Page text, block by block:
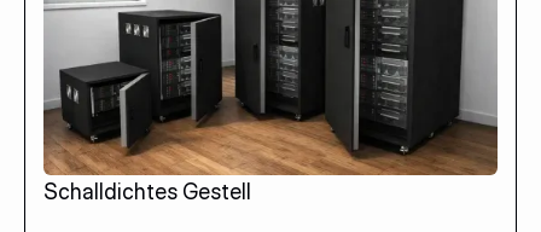
Schalldichtes Gestell